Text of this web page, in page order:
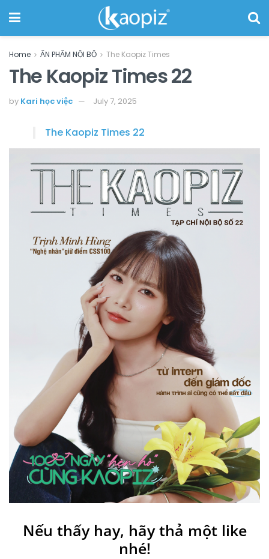
Home ẤN PHẨM NỘI BỘ The Kaopiz Times
The Kaopiz Times 22
by Kari học việc July 7, 2025
The Kaopiz Times 22
Nếu thấy hay, hãy thả một like
nhé!